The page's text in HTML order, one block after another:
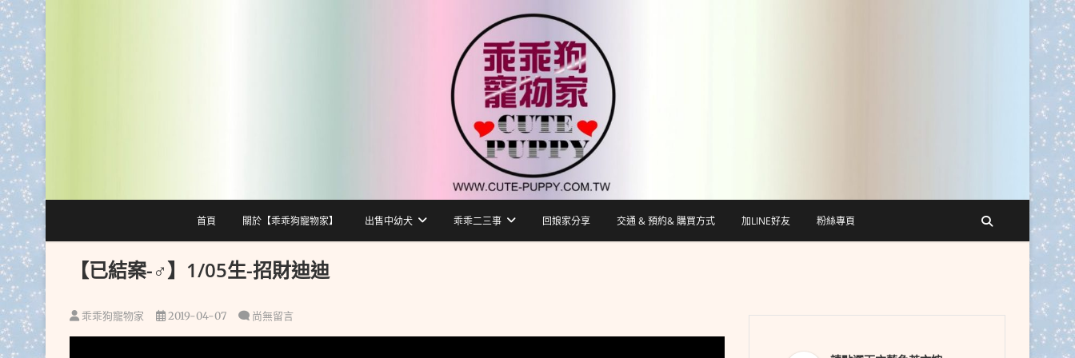
跳
至
主
內
容
首頁 關於【乖乖狗寵物家】 出售中幼犬 乖乖二三事 回娘家分享 交通 & 預約& 購買方式 加LINE好友 粉絲專頁
【已結案-♂】1/05生-招財迪迪
乖乖狗寵物家 2019-04-07 尚無留言